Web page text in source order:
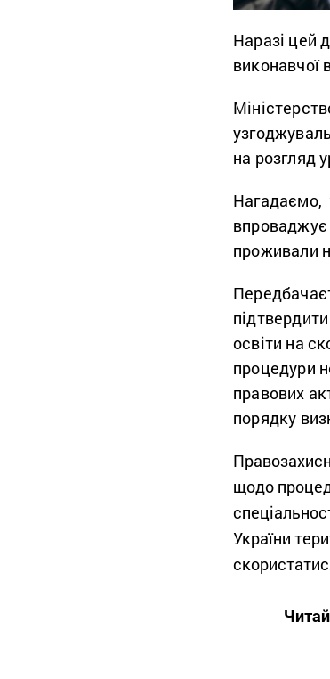
Наразі цей
виконавчої
на розгляд
Нагадаємо,
впроваджує
проживали
освіти на
процедури
правових
порядку
щодо
України